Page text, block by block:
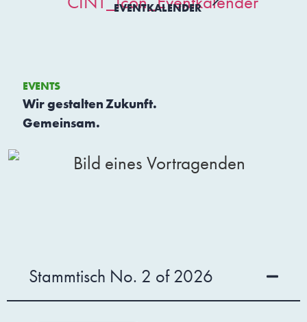
EVENTKALENDER
EVENTS
Wir gestalten Zukunft.
Gemeinsam.
Stammtisch No. 2 of 2026